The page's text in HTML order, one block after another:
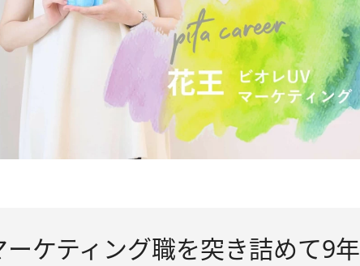
ケティング職を突き詰めて9年